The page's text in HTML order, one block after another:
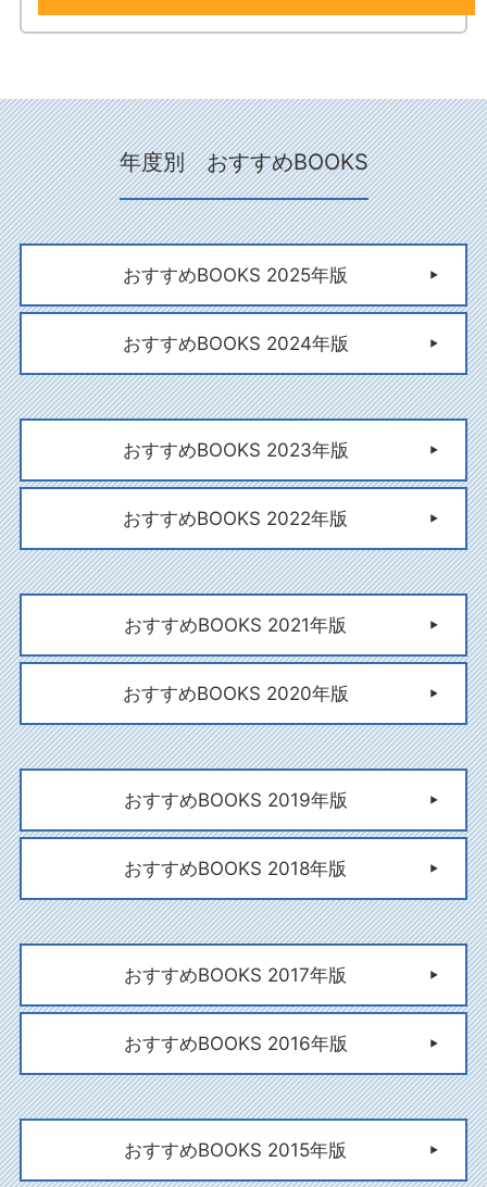
年度別 おすすめBOOKS
おすすめBOOKS 2025年版
おすすめBOOKS 2024年版
おすすめBOOKS 2023年版
おすすめBOOKS 2022年版
おすすめBOOKS 2021年版
おすすめBOOKS 2020年版
おすすめBOOKS 2019年版
おすすめBOOKS 2018年版
おすすめBOOKS 2017年版
おすすめBOOKS 2016年版
おすすめBOOKS 2015年版